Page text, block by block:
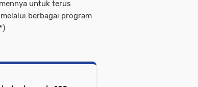
untuk terus
berbagai program